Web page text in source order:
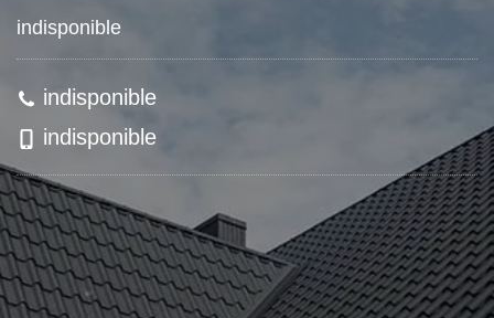
indisponible
indisponible
indisponible